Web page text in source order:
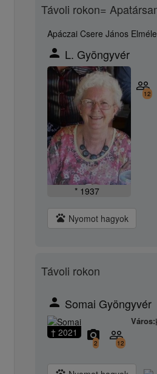
Távoli rokon=
Apáczai Csere János
person L. Gyöngyvér
* 1937
people_outline
12
pets Nyomot hagyok
Távoli rokon
person Somai Gyöngyvér
† 2021
Város:
camera_alt
2
people_outline
12